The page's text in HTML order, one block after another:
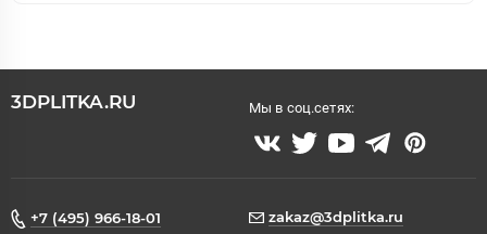
3DPLITKA.RU Мы в соц.сетях:
+7 (495) 966-18-01 zakaz@3dplitka.ru